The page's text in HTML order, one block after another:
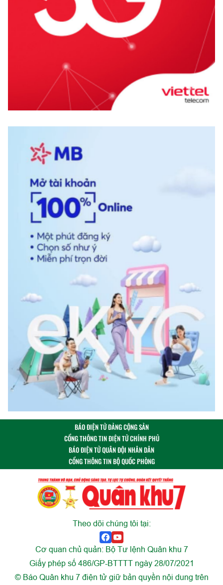
BÁO ĐIỆN TỬ ĐẢNG CỘNG SẢN
CỔNG THÔNG TIN ĐIỆN TỬ CHÍNH PHỦ
BÁO ĐIỆN TỬ QUÂN ĐỘI NHÂN DÂN
CỔNG THÔNG TIN BỘ QUỐC PHÒNG
Theo dõi chúng tôi tại:
Cơ quan chủ quản: Bộ Tư lệnh Quân khu 7
Giấy phép số 486/GP-BTTTT ngày 28/07/2021
© Báo Quân khu 7 điện tử giữ bản quyền nội dung trên